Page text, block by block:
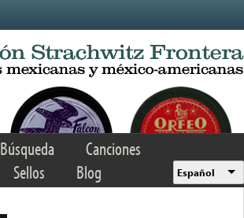
Búsqueda
Canciones
Sellos Blog Español